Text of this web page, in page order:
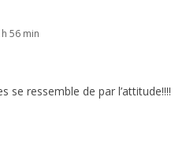
56 min
se ressemble de par l’attitude!!!!